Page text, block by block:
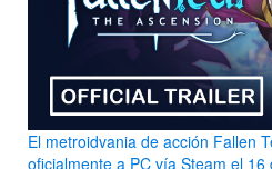
El metroidvania de acción Fallen
oficialmente a PC vía Steam el 16